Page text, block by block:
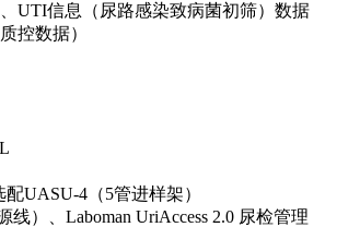
UTI信息（尿路感染致病菌初筛）数据
控数据）
配UASU-4（5管进样架）
线）、 Laboman UriAccess 2.0 尿检管理